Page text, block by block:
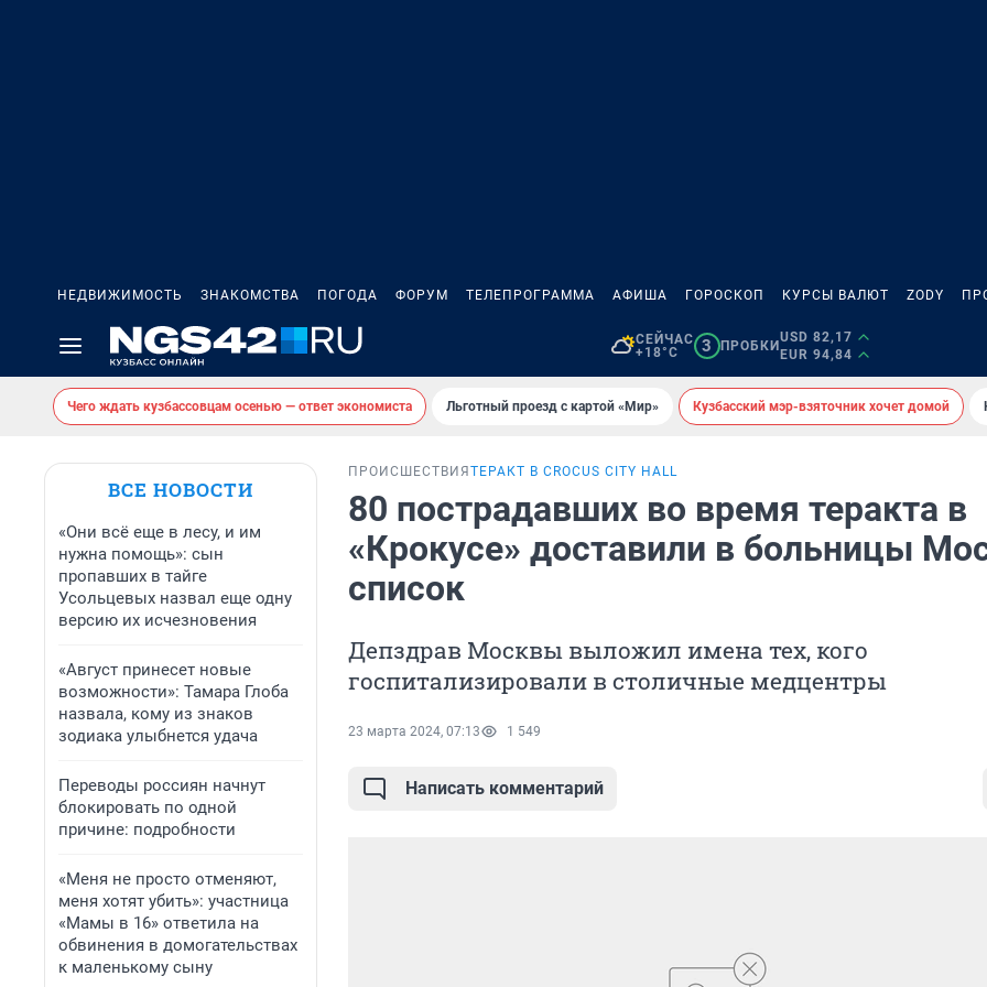
НЕДВИЖИМОСТЬ ЗНАКОМСТВА ПОГОДА ФОРУМ ТЕЛЕПРОГРАММА АФИША ГОРОСКОП КУРСЫ ВАЛЮТ ZODY
СЕЙЧАС
+18°C
3 ПРОБКИ
USD 82,17
EUR 94,84
Чего ждать кузбассовцам осенью — ответ экономиста Льготный проезд с картой «Мир» Кузбасский мэр-взяточник хочет домой
ВСЕ НОВОСТИ
«Они всё еще в лесу, и им
нужна помощь»: сын
пропавших в тайге
Усольцевых назвал еще одну
версию их исчезновения
«Август принесет новые
возможности»: Тамара Глоба
назвала, кому из знаков
зодиака улыбнется удача
Переводы россиян начнут
блокировать по одной
причине: подробности
«Меня не просто отменяют,
меня хотят убить»: участница
«Мамы в 16» ответила на
обвинения в домогательствах
к маленькому сыну
ПРОИСШЕСТВИЯ ТЕРАКТ В CROCUS CITY HALL
80 пострадавших во время теракта в
«Крокусе» доставили в больницы
список
Депздрав Москвы выложил имена тех, кого
госпитализировали в столичные медцентры
23 марта 2024, 07:13 1 549
Написать комментарий